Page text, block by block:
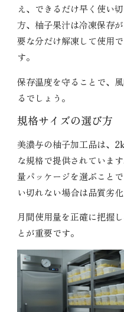
え、できるだけ早く使い
方、柚子果汁は冷凍保存
要な分だけ解凍して使用
す。
保存温度を守ることで、
るでしょう。
規格サイズの選び方
美濃与の柚子加工品は、
な規格で提供されていま
量パッケージを選ぶこと
い切れない場合は品質劣
月間使用量を正確に把握
とが重要です。